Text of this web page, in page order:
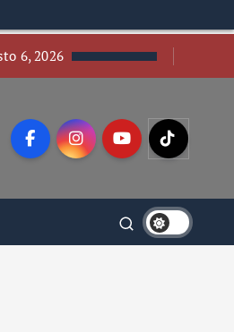
6, 2026